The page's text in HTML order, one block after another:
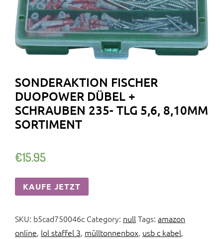
SONDERAKTION FISCHER
DUOPOWER DÜBEL +
SCHRAUBEN 235- TLG 5,6, 8,10MM
SORTIMENT
€15.95
KAUFE JETZT
SKU: b5cad750046c Category: null Tags: amazon
online, lol staffel 3, mülltonnenbox, usb c kabel,